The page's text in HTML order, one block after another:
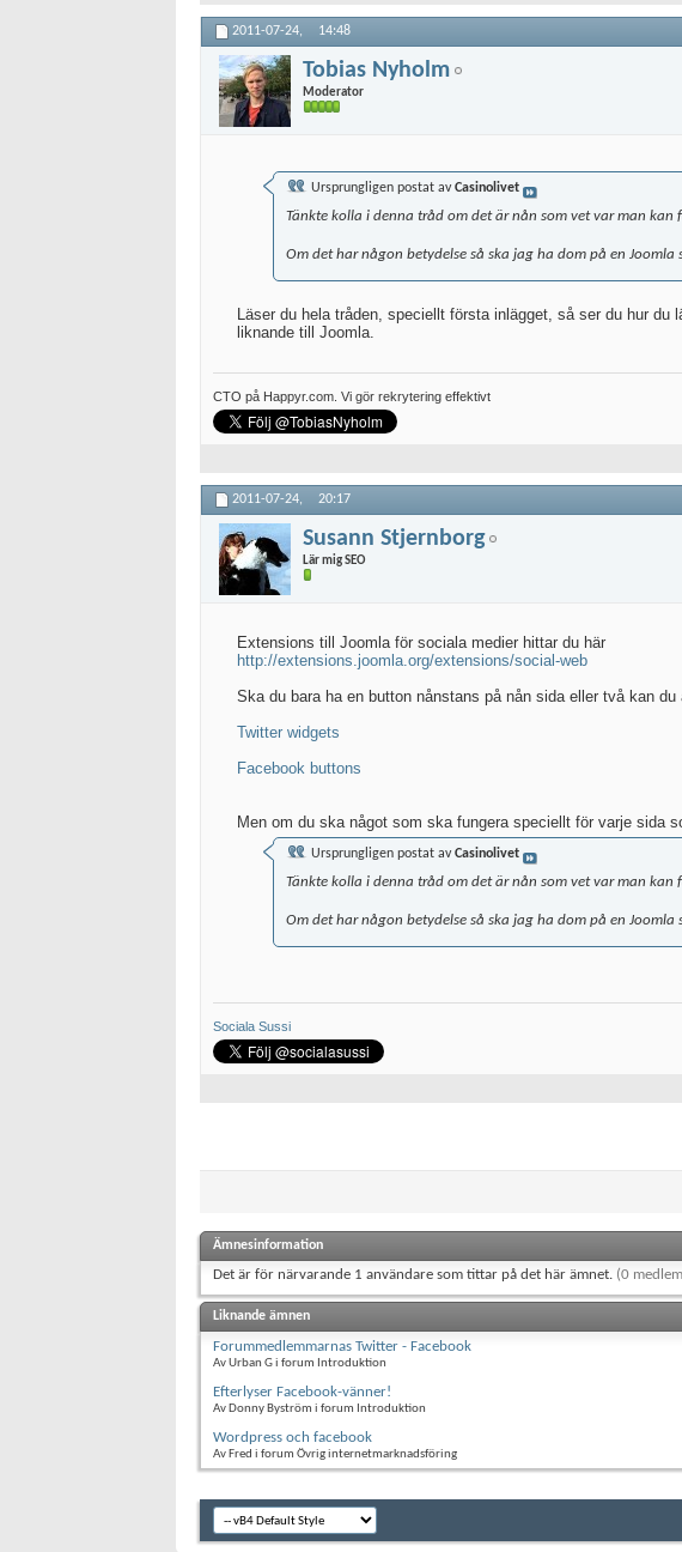
2011-07-24, 14:48
Tobias Nyholm
Moderator
Ursprungligen postat avCasinolivet
Tänkte kolla i denna tråd om det är nån som vet var man
Om det har någon betydelse så ska jag ha dom på en Joomla
Läser du hela tråden, speciellt första inlägget, så ser du hur
liknande till Joomla.
CTO på Happyr.com. Vi gör rekrytering effektivt
2011-07-24, 20:17
Susann Stjernborg
Lär mig SEO
Extensions till Joomla för sociala medier hittar du här
http://extensions.joomla.org/extensions/social-web
Ska du bara ha en button nånstans på nån sida eller två kan
Twitter widgets
Facebook buttons
Men om du ska något som ska fungera speciellt för varje sida
Ursprungligen postat avCasinolivet
Tänkte kolla i denna tråd om det är nån som vet var man
Om det har någon betydelse så ska jag ha dom på en Joomla
Sociala Sussi
Ämnesinformation
Det är för närvarande 1 användare som tittar på det här ämnet. (0
Liknande ämnen
Forummedlemmarnas Twitter - Facebook
Av Urban G i forum Introduktion
Efterlyser Facebook-vänner!
Av Donny Byström i forum Introduktion
Wordpress och facebook
Av Fred i forum Övrig internetmarknadsföring